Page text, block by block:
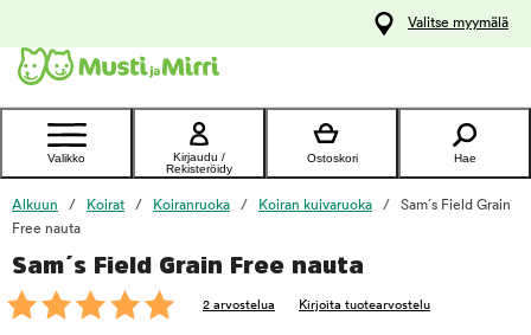
Ota yhteyttä
asiakaspalveluun
Valitse myymälä
Valikko
Kirjaudu /
Rekisteröidy
Ostoskori Hae
Alkuun Koirat Koiranruoka Koiran kuivaruoka
Sam´s Field Grain
Free nauta
Sam´s Field Grain Free nauta
2 arvostelua Kirjoita tuotearvostelu
foo